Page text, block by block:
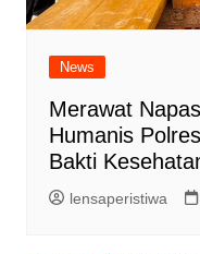
News
Merawat
Humanis
Bakti
lensaperistiwa